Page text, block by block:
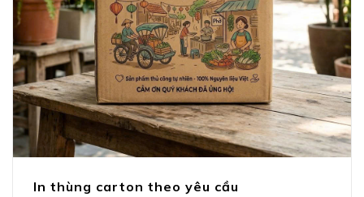
In thùng carton theo yêu cầu